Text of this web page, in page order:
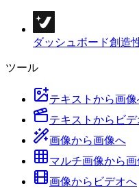
ダッシュボード創造
ツール
テキストから画像
テキストからビ
画像から画像へ
マルチ画像から
画像からビデオへ